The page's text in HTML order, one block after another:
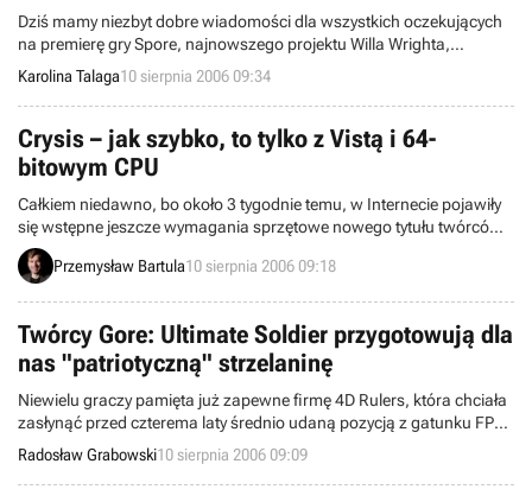
Dziś mamy niezbyt dobre wiadomości dla wszystkich oczekujących
na premierę gry Spore, najnowszego projektu Willa Wrighta,
odpowiedzialnego za sukces gier z serii SimCity oraz The Sims.
Karolina Talaga10 sierpnia 2006 09:34
Crysis – jak szybko, to tylko z Vistą i 64-
bitowym CPU
Całkiem niedawno, bo około 3 tygodnie temu, w Internecie pojawiły
się wstępne jeszcze wymagania sprzętowe nowego tytułu twórców,
niezapomnianego Far Cry, czyli Crysis. Wielu graczy powaliły one na
kolana, ale to jeszcze nie koniec ciekawostek w odniesieniu do tej
Przemysław Bartula10 sierpnia 2006 09:18
Twórcy Gore: Ultimate Soldier przygotowują dla
nas "patriotyczną" strzelaninę
Niewielu graczy pamięta już zapewne firmę 4D Rulers, która chciała
zasłynąć przed czterema laty średnio udaną pozycją z gatunku FPS
pt. Gore: Ultimate Soldier. W 2004 roku developerzy zawiesili prace
nad kontynuacją tego ostatniego produktu, ale teraz chcą się nam
przypomnieć i właśnie dlatego ujawnili światu pecetowy projekt o
Radosław Grabowski10 sierpnia 2006 09:09